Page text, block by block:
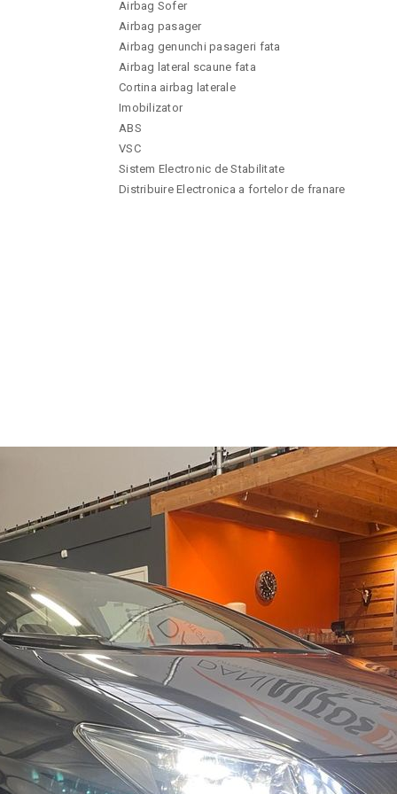
Airbag Sofer
Airbag pasager
Airbag genunchi pasageri fata
Airbag lateral scaune fata
Cortina airbag laterale
Imobilizator
ABS
VSC
Sistem Electronic de Stabilitate
Distribuire Electronica a fortelor de franare